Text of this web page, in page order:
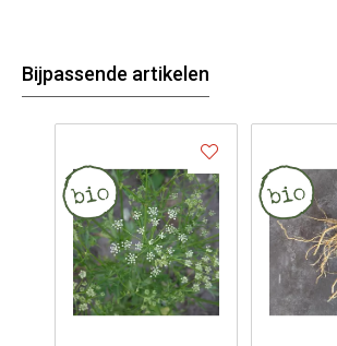
Bijpassende artikelen